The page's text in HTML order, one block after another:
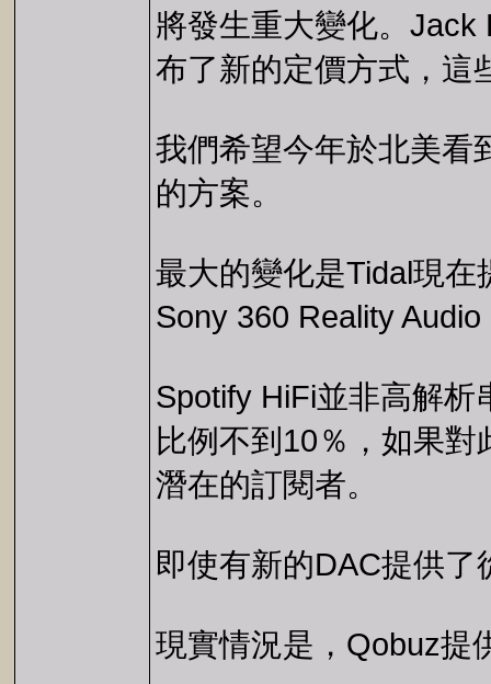
將發生重大變化。Jack
布了新的定價方式，這
我們希望今年於北美看
的方案。
最大的變化是Tidal現
Sony 360 Reality
Spotify HiFi並非高解
比例不到10％，如果
潛在的訂閱者。
即使有新的DAC提供了
現實情況是，Qobuz提